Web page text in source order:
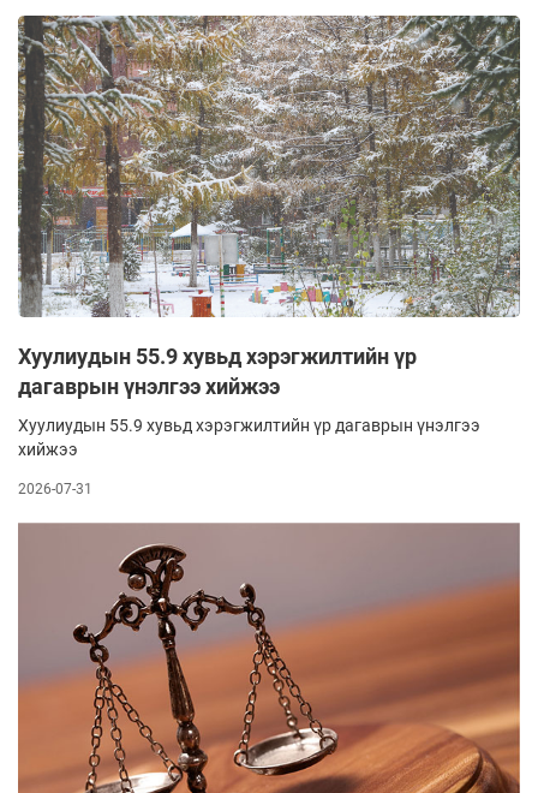
Хуулиудын 55.9 хувьд хэрэгжилтийн үр
дагаврын үнэлгээ хийжээ
Хуулиудын 55.9 хувьд хэрэгжилтийн үр дагаврын үнэлгээ
хийжээ
2026-07-31